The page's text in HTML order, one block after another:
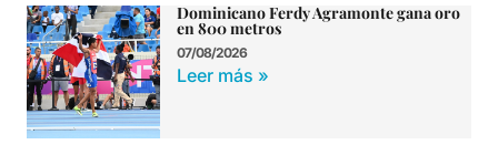
Dominicano Ferdy Agramonte gana oro
en 800 metros
07/08/2026
Leer más »